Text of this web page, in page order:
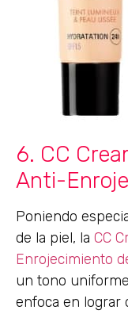
6. CC
Anti-
Poniendo
de la piel, la CC
Enrojecimiento
un tono
enfoca en lograr